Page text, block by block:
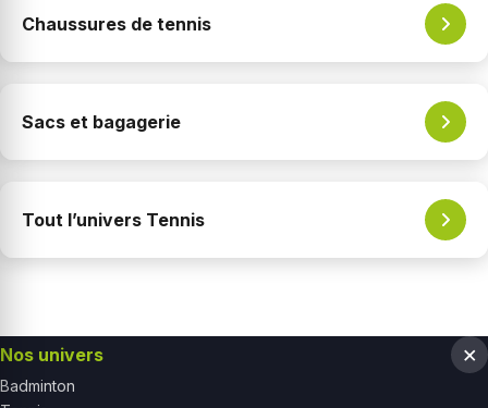
Chaussures de tennis
Sacs et bagagerie
Tout l’univers Tennis
Nos univers
Badminton